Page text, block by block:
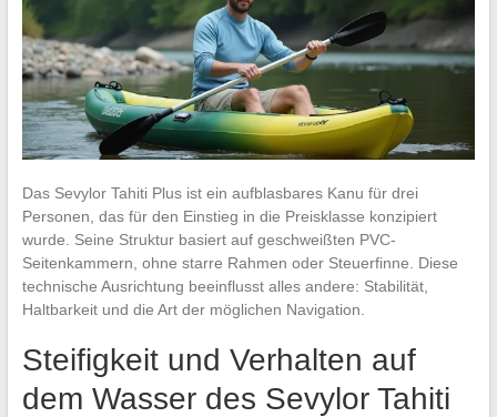
Das Sevylor Tahiti Plus ist ein aufblasbares Kanu für drei
Personen, das für den Einstieg in die Preisklasse konzipiert
wurde. Seine Struktur basiert auf geschweißten PVC-
Seitenkammern, ohne starre Rahmen oder Steuerfinne. Diese
technische Ausrichtung beeinflusst alles andere: Stabilität,
Haltbarkeit und die Art der möglichen Navigation.
Steifigkeit und Verhalten auf
dem Wasser des Sevylor Tahiti